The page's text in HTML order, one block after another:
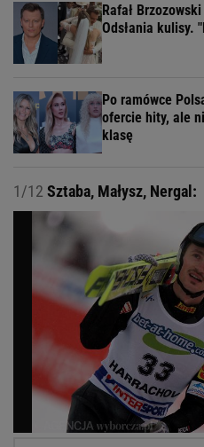
Rafał
Odsłania kulisy.
Po ramówce
ofercie hity, ale
klasę
1/12 Sztaba, Małysz, Nergal: